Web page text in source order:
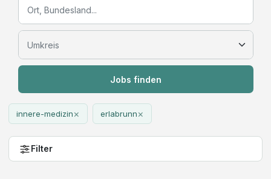
Jobs finden
innere-medizin× erlabrunn×
Filter